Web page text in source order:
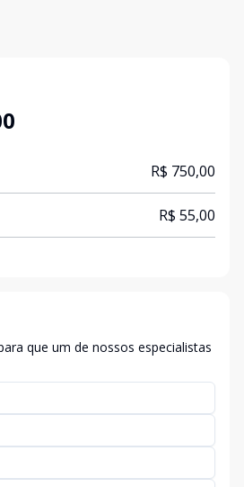
R$ 750,00
R$ 55,00
que um de nossos especialistas